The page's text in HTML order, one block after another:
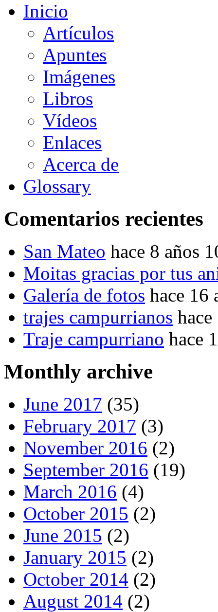
Inicio
Artículos
Apuntes
Imágenes
Libros
Vídeos
Enlaces
Acerca de
Glossary
Comentarios recientes
San Mateo hace 8 años
Moitas gracias por tus
Galería de fotos hace 16
trajes campurrianos
Traje campurriano hace
Monthly archive
June 2017 (35)
February 2017 (3)
November 2016 (2)
September 2016 (19)
March 2016 (4)
October 2015 (2)
June 2015 (2)
January 2015 (2)
October 2014 (2)
August 2014 (2)